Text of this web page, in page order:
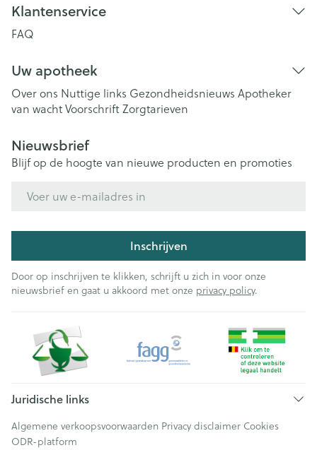
Klantenservice
FAQ
Uw apotheek
Over ons Nuttige links Gezondheidsnieuws Apotheker
van wachtVoorschriftZorgtarieven
Nieuwsbrief
Blijf op de hoogte van nieuwe producten en promoties
Inschrijven
Door op inschrijven te klikken, schrijft u zich in voor onze
nieuwsbrief en gaat u akkoord met onze privacy policy.
Juridische links
Algemene verkoopsvoorwaarden Privacy disclaimer Cookies
ODR-platform